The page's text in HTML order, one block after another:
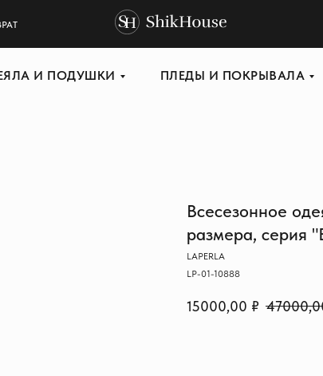
И ПОДУШКИ ПЛЕДЫ И ПОКРЫВАЛА
Всесезонное
размера, серия
LAPERLA
LP-01-10888
15000,00 ₽